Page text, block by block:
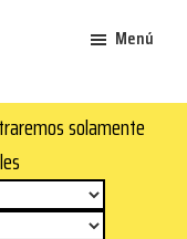
Menú
solamente